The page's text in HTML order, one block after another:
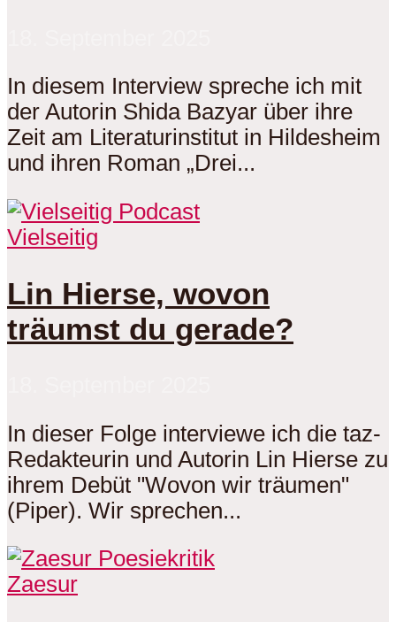
In diesem Interview spreche ich mit
der Autorin Shida Bazyar über ihre
Zeit am Literaturinstitut in Hildesheim
und ihren Roman „Drei...
Vielseitig
Lin Hierse, wovon
träumst du gerade?
In dieser Folge interviewe ich die taz-
Redakteurin und Autorin Lin Hierse zu
ihrem Debüt "Wovon wir träumen"
(Piper). Wir sprechen...
Zaesur